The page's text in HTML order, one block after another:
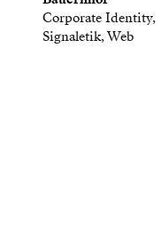
Corporate Identity,
Signaletik, Web